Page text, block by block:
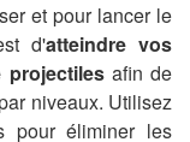
et pour lancer le
d'atteindre vos
projectilesafin de
niveaux. Utilisez
pour éliminer les